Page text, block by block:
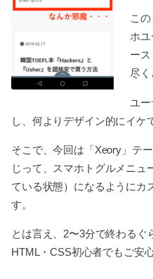
こ
ホ
ー
尽く
ユ
し、何よりデザイン的にイケ
そこで、今回は「Xeory」テ
じって、スマホトグルメニュ
ている状態）になるようにカ
す。
とは言え、2〜3分で終わるぐ
HTML・CSS初心者でもご安心